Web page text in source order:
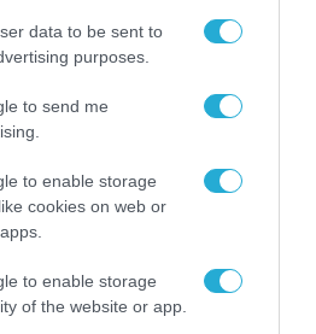
data to be sent to
purposes.
to send me
to enable storage
cookies on web or
to enable storage
of the website or app.
αιφνίδιο